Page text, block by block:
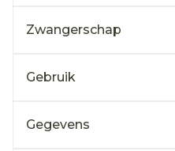
Zwangerschap
Gebruik
Gegevens